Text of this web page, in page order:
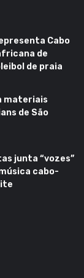
Cabo
de
de praia
materiais
de São
junta “vozes”
cabo-